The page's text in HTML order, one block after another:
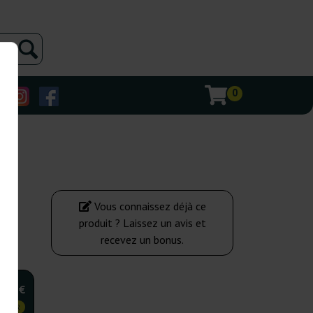
0
€
Vous connaissez déjà ce
produit ? Laissez un avis et
recevez un bonus.